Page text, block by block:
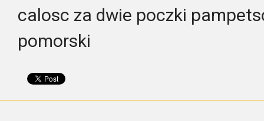
calosc za dwie poczki
pomorski